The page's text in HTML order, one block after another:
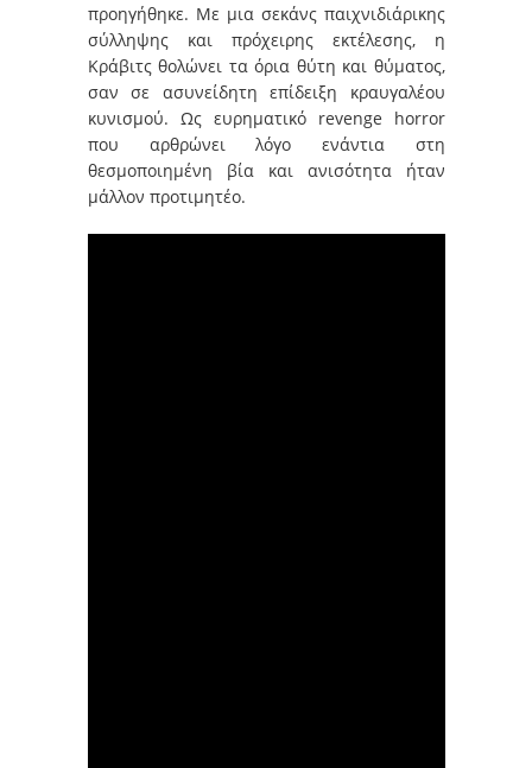
προηγήθηκε. Με μια σεκάνς παιχνιδιάρικης
σύλληψης και πρόχειρης εκτέλεσης, η
Κράβιτς θολώνει τα όρια θύτη και θύματος,
σαν σε ασυνείδητη επίδειξη κραυγαλέου
κυνισμού. Ως ευρηματικό revenge horror
που αρθρώνει λόγο ενάντια στη
θεσμοποιημένη βία και ανισότητα ήταν
μάλλον προτιμητέο.